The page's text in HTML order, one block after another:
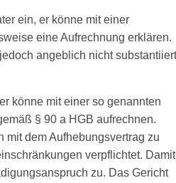
ein, er könne mit einer
eine Aufrechnung erklären.
angeblich nicht substantiiert
könne mit einer so genannten
§ 90 a HGB aufrechnen.
mit dem Aufhebungsvertrag zu
verpflichtet. Damit
zu. Das Gericht